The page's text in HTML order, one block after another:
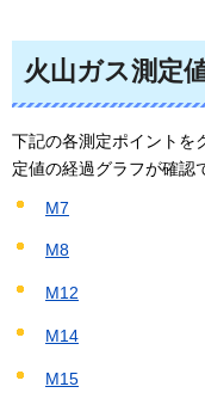
火山ガス測定
下記の各測定ポイントを
定値の経過グラフが確認
M7
M8
M12
M14
M15